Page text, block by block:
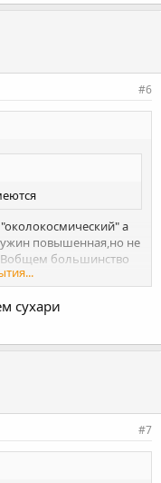
#6
а
повышенная,но не
большинство
проверить.
сухари
#7